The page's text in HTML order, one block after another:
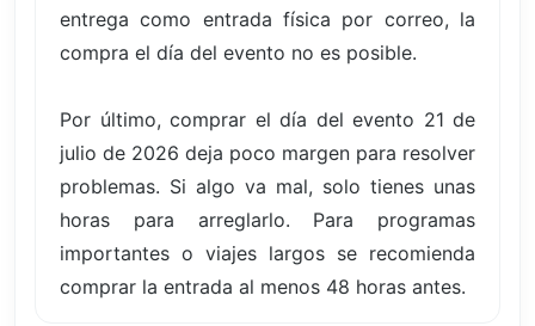
entrega como entrada física por correo, la
compra el día del evento no es posible.
Por último, comprar el día del evento 21 de
julio de 2026 deja poco margen para resolver
problemas. Si algo va mal, solo tienes unas
horas para arreglarlo. Para programas
importantes o viajes largos se recomienda
comprar la entrada al menos 48 horas antes.